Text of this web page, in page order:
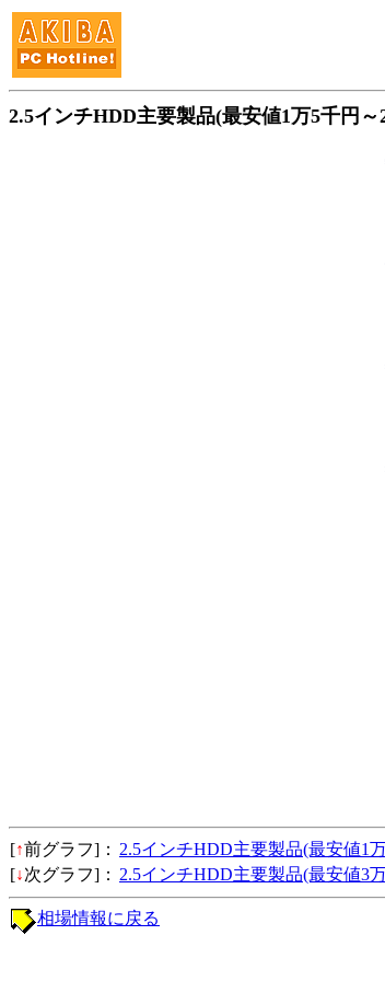
2.5インチHDD主要製品(最安値1万5千円
[↑前グラフ]： 2.5インチHDD主要製品(最安値1
[↓次グラフ]： 2.5インチHDD主要製品(最安値3
相場情報に戻る